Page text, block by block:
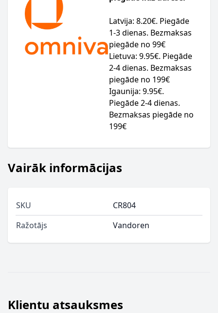
Latvija: 8.20€. Piegāde
1-3 dienas. Bezmaksas
piegāde no 99€
Lietuva: 9.95€. Piegāde
2-4 dienas. Bezmaksas
piegāde no 199€
Igaunija: 9.95€.
Piegāde 2-4 dienas.
Bezmaksas piegāde no
199€
Vairāk informācijas
SKU
CR804
Ražotājs
Vandoren
Klientu atsauksmes